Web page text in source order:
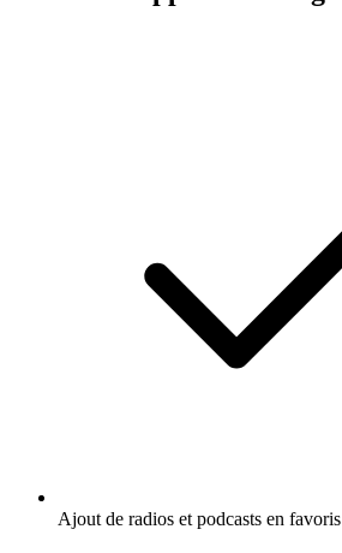
Ajout de radios et podcasts en favoris